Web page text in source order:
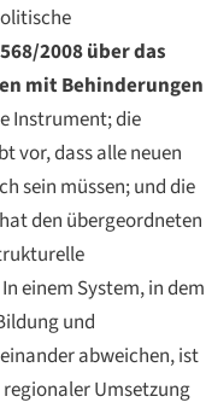
2008 über das
mit Behinderungen
Instrument; die
vor, dass alle neuen
sein müssen; und die
hat den übergeordneten
einem System, in dem
und
abweichen, ist
Umsetzung